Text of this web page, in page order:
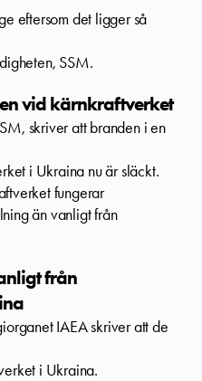
eftersom det ligger så
SSM.
vid kärnkraftverket
skriver att branden i en
i Ukraina nu är släckt.
fungerar
än vanligt från
från
IAEA skriver att de
i Ukraina.